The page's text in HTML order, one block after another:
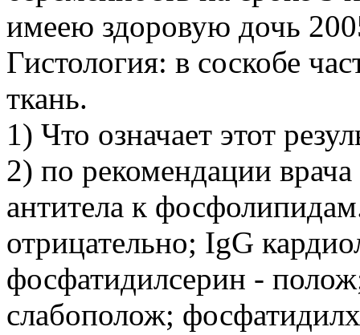
имеею здоровую дочь
Гистология: в соскобе
ткань.
1) Что означает этот
2) по рекомендации врача
антитела к
отрицательно; IgG
фосфатидилсерин -
слабополож;